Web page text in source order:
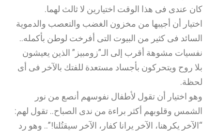
كان عندى فى هذا الوقت اختيارين لا ثالث لهما.
اختيار أن أجيبها من مخزون الغضب والتعصب والدموية
السائد فى كثير من البيوت التى أفرخت لوطن بأكمله..
نفسيات مشوهة أقرب إلى الـ”زومبيز” الذين يعيشون
بلا روح ويتحركون بأجساد مستعدة للفتك بالآخر فى أى
لحظة.
وهو اختيار أن تقول لأطفال نفوسهم أنصع من نور
الشمس وقلوبهم أكثر براءة من ندى الصباح.. تقول لهم:
“الآخر يكرهنا، الآخر يرانا كفار، الآخر سيقتُلنا!”.. وهو رد